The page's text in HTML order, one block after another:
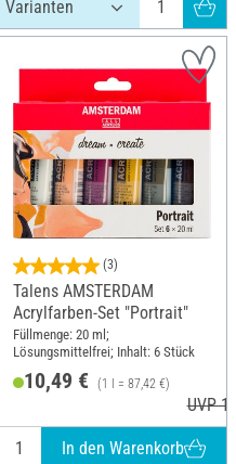
(3)
Talens AMSTERDAM
Acrylfarben-Set "Portrait"
Füllmenge: 20 ml;
Lösungsmittelfrei; Inhalt: 6 Stück
10,49 € (1 l = 87,42 €)
UVP
In den Warenkorb